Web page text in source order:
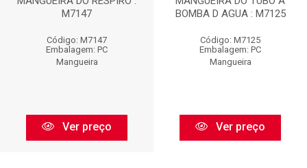
M7147
Código: M7147
Embalagem: PC
Mangueira
Ver preço
BOMBA D AGUA : M7125
Código: M7125
Embalagem: PC
Mangueira
Ver preço